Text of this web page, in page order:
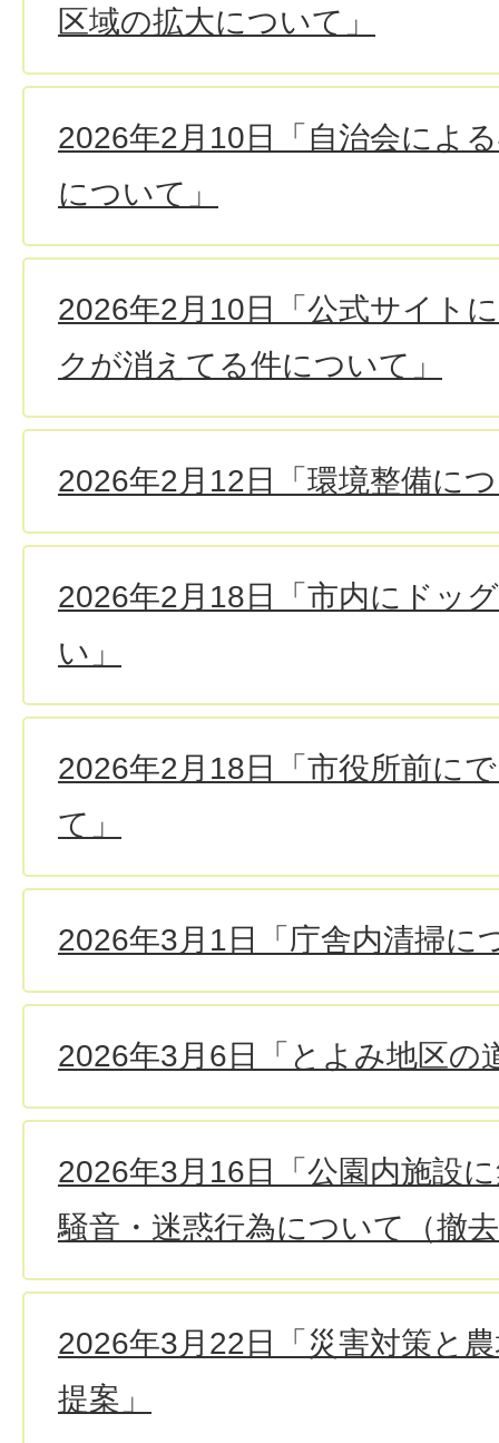
区域の拡大について」
2026年2月10日「自治会によ
について」
2026年2月10日「公式サイト
クが消えてる件について」
2026年2月12日「環境整備に
2026年2月18日「市内にドッ
い」
2026年2月18日「市役所前に
て」
2026年3月1日「庁舎内清掃に
2026年3月6日「とよみ地区の
2026年3月16日「公園内施設
騒音・迷惑行為について（撤
2026年3月22日「災害対策と
提案」